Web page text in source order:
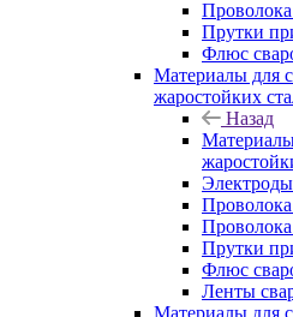
Прутки
Флюс
Материалы для
жаростойких
Назад
Прутки
Флюс
Ленты
Материалы для